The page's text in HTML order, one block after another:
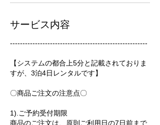
サービス内容
-------------------------------------------------------
【システムの都合上5分と記載されておりま
すが、3泊4日レンタルです】
〇商品ご注文の注意点〇
1).ご予約受付期限
商品のご注文は、原則ご利用日の7日前まで